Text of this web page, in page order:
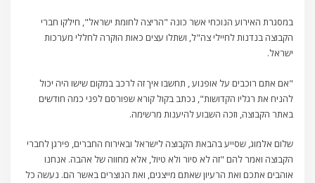
במסגרת האירוע הנוכחי אשר כונה "הריצה לחומת ישראל", חילקו חברי
הקבוצה בנדנות לחיילי צה"ל, ושתלו עצים כאות הוקרה לחללי מערכות
ישראל.
"אם אתם רוכבים על אופנוע , תחשבו איך זה לרכב במקום שישו היה יכול
להניח את רגליו הקדושות", נכתב בקול קורא שפורסם לפני כמה חודשים
באתר הקבוצה, וזכה השבוע להיענות מרשימה.
שלום אלמוג, שסייע בהבאת הקבוצה לישראל ובאירוח החברים, פירגן לחברי
הקבוצה ואמר להם "זה לא סיור ולא טיול, אלא מחווה של אהבה. אנחנו
אוהבים אתכם ואת הרעיון שאתם מייצגים, ואת הנוצרים באשר הם. נעשה כל